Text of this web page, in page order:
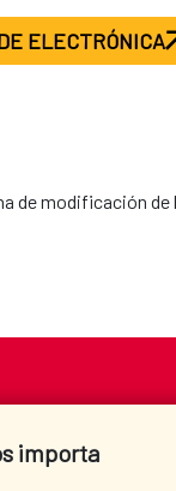
ELECTRÓNICA
de modificación
importa